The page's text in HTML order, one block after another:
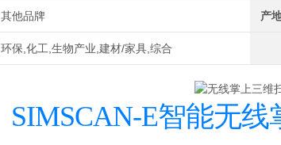
其他品牌 产
环保,化工,生物产业,建材/家具,综合
SIMSCAN-E智能无